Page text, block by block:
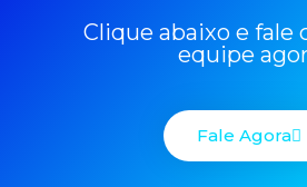
Clique abaixo e fale
equipe
Fale Agora